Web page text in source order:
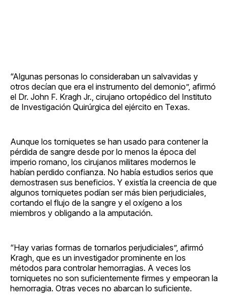
“Algunas personas lo consideraban un salvavidas y
otros decían que era el instrumento del demonio”, afirmó
el Dr. John F. Kragh Jr., cirujano ortopédico del Instituto
de Investigación Quirúrgica del ejército en Texas.
Aunque los torniquetes se han usado para contener la
pérdida de sangre desde por lo menos la época del
imperio romano, los cirujanos militares modernos le
habían perdido confianza. No había estudios serios que
demostrasen sus beneficios. Y existía la creencia de que
algunos torniquetes podían ser más bien perjudiciales,
cortando el flujo de la sangre y el oxígeno a los
miembros y obligando a la amputación.
“Hay varias formas de tornarlos perjudiciales”, afirmó
Kragh, que es un investigador prominente en los
métodos para controlar hemorragias. A veces los
torniquetes no son suficientemente firmes y empeoran la
hemorragia. Otras veces no abarcan lo suficiente.